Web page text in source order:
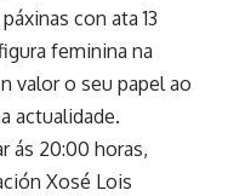
con ata 13
feminina na
valor o seu papel ao
actualidade.
ás 20:00 horas,
Xosé Lois